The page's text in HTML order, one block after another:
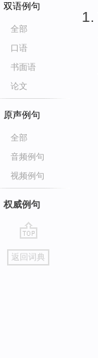
双语例句
全部
口语
书面语
论文
原声例句
全部
音频例句
视频例句
权威例句
go
top
返回词典